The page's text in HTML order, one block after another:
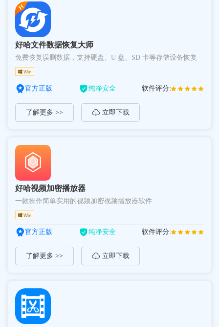
好哈文件数据恢复大师
免费恢复误删数据，支持硬盘、U 盘、SD 卡等存储设备恢复
官方正版 纯净安全 软件评分:
了解更多 >> 立即下载
好哈视频加密播放器
一款操作简单实用的视频加密视频播放器软件
官方正版 纯净安全 软件评分:
了解更多 >> 立即下载